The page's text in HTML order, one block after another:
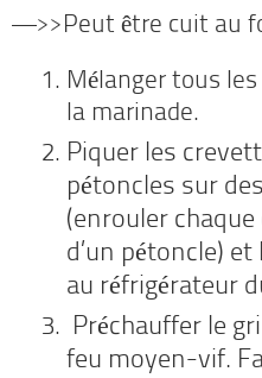
—>>Peut être cuit au
Mélanger tous
la marinade.
Piquer les
pétoncles sur
(enrouler
d’un pétoncle)
au réfrigérateur
Préchauffer le
feu moyen-vif.